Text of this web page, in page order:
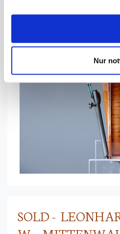
Nur
SOLD -